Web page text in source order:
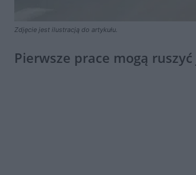
Zdjęcie jest ilustracją do artykułu.
Pierwsze prace mogą